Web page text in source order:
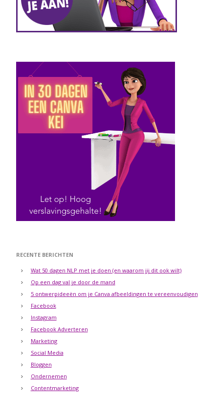
RECENTE BERICHTEN
Wat 50 dagen NLP met je doen (en waarom jij dit ook wilt)
Op een dag val je door de mand
5 ontwerpideeën om je Canva afbeeldingen te vereenvoudigen
Facebook
Instagram
Facebook Adverteren
Marketing
Social Media
Bloggen
Ondernemen
Contentmarketing